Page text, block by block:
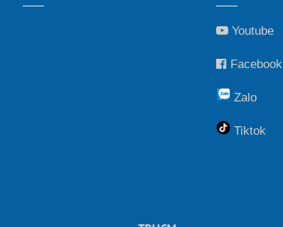
Youtube
Facebook
Zalo
Tiktok